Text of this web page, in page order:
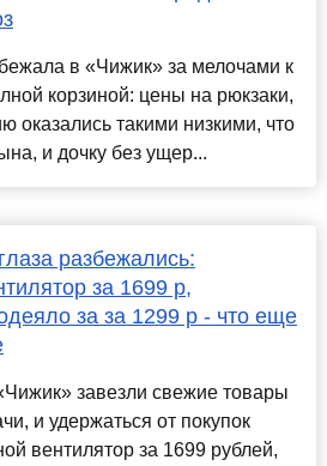
в «Чижик» за мелочами к
корзиной: цены на рюкзаки,
оказались такими низкими, что
и дочку без ущер...
разбежались:
за 1699 р,
за за 1299 р - что еще
завезли свежие товары
и удержаться от покупок
вентилятор за 1699 рублей,